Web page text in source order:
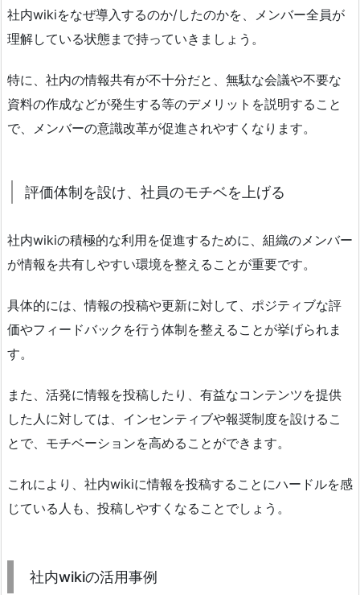
社内wikiをなぜ導入するのか/したのかを、メンバー全員が
理解している状態まで持っていきましょう。
特に、社内の情報共有が不十分だと、無駄な会議や不要な
資料の作成などが発生する等のデメリットを説明すること
で、メンバーの意識改革が促進されやすくなります。
評価体制を設け、社員のモチベを上げる
社内wikiの積極的な利用を促進するために、組織のメンバー
が情報を共有しやすい環境を整えることが重要です。
具体的には、情報の投稿や更新に対して、ポジティブな評
価やフィードバックを行う体制を整えることが挙げられま
す。
また、活発に情報を投稿したり、有益なコンテンツを提供
した人に対しては、インセンティブや報奨制度を設けるこ
とで、モチベーションを高めることができます。
これにより、社内wikiに情報を投稿することにハードルを感
じている人も、投稿しやすくなることでしょう。
社内wikiの活用事例